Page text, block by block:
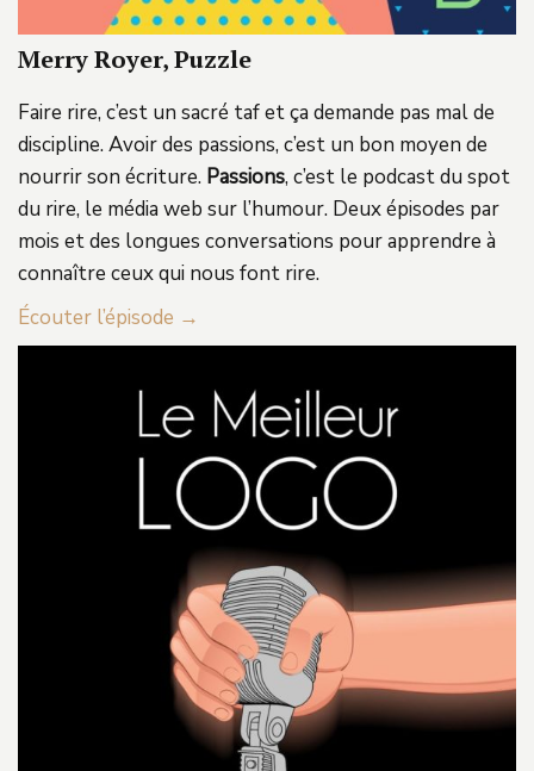
Merry Royer, Puzzle
Faire rire, c’est un sacré taf et ça demande pas mal de
discipline. Avoir des passions, c’est un bon moyen de
nourrir son écriture. Passions, c’est le podcast du spot
du rire, le média web sur l’humour. Deux épisodes par
mois et des longues conversations pour apprendre à
connaître ceux qui nous font rire.
Écouter l’épisode →